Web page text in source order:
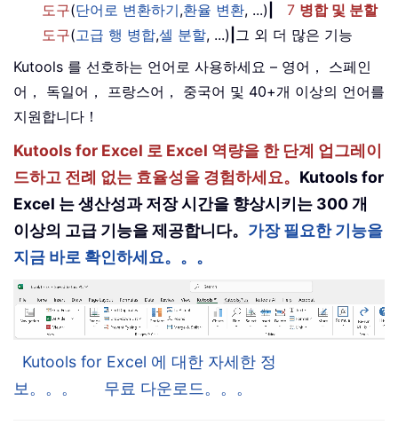
도구(단어로 변환하기,환율 변환, ...) 7 병합 및 분할
도구(고급 행 병합,셀 분할, ...) 그 외 더 많은 기능
Kutools 를 선호하는 언어로 사용하세요 – 영어， 스페인
어， 독일어， 프랑스어， 중국어 및 40+개 이상의 언어를
지원합니다！
Kutools for Excel 로 Excel 역량을 한 단계 업그레이
드하고 전례 없는 효율성을 경험하세요。 Kutools for
Excel 는 생산성과 저장 시간을 향상시키는 300 개
이상의 고급 기능을 제공합니다。 가장 필요한 기능을
지금 바로 확인하세요。。。
Kutools for Excel 에 대한 자세한 정
보。。。
무료 다운로드。。。